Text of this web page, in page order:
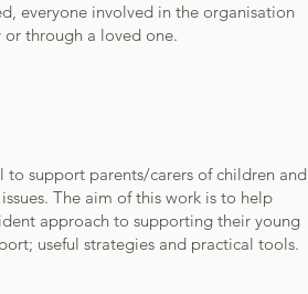
everyone involved in the organisation
through a loved one.
to support parents/carers of children and
The aim of this work is to help
approach to supporting their young
useful strategies and practical tools.